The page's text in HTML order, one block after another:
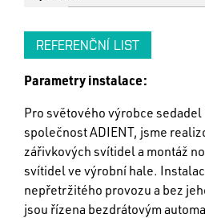
REFERENČNÍ LIST
Parametry instalace:
Pro světového výrobce
společnost ADIENT, jsme
zářivkových svítidel a montáž
svítidel ve výrobní hale.
nepřetržitého provozu a bez
jsou řízena bezdrátovým